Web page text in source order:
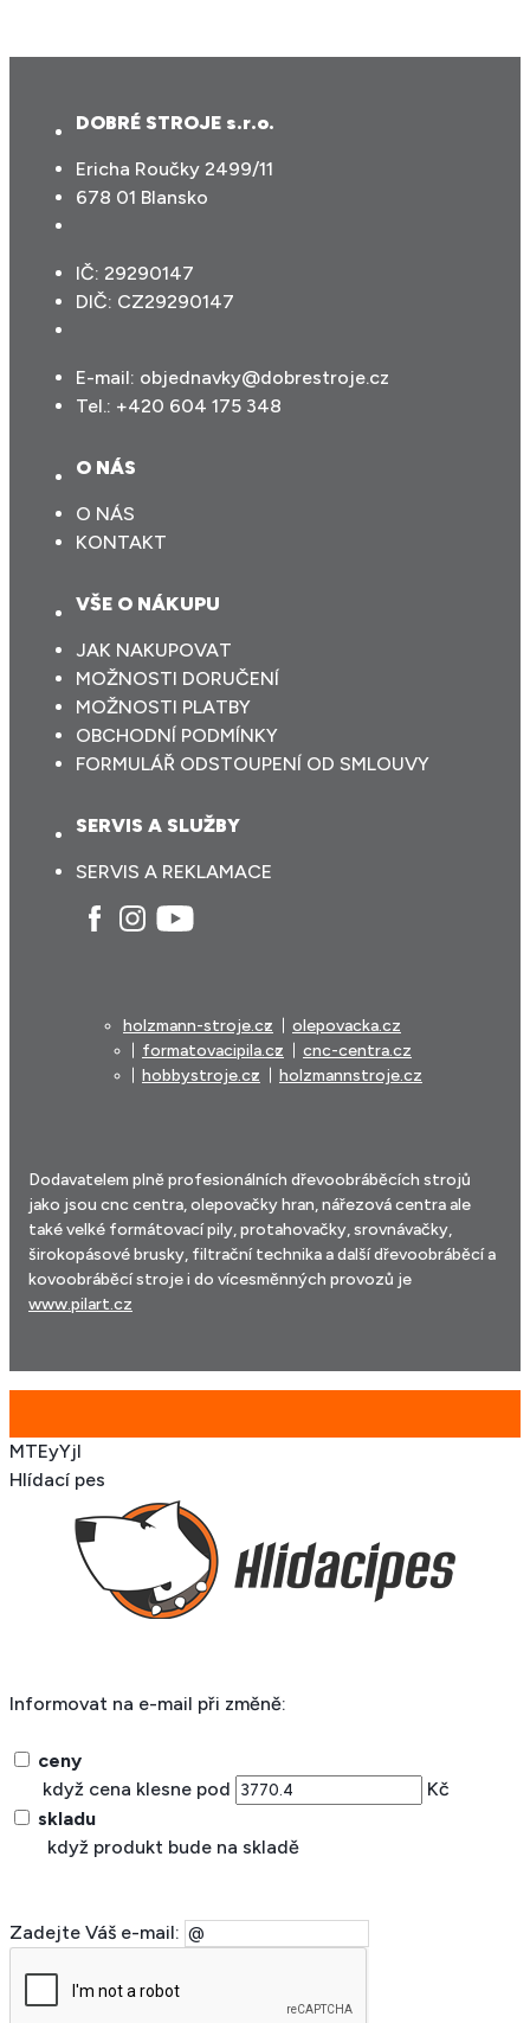
DOBRÉ STROJE s.r.o.
Ericha Roučky 2499/11
678 01 Blansko
IČ: 29290147
DIČ: CZ29290147
E-mail: objednavky@dobrestroje.cz
Tel.: +420 604 175 348
O NÁS
O NÁS
KONTAKT
VŠE O NÁKUPU
JAK NAKUPOVAT
MOŽNOSTI DORUČENÍ
MOŽNOSTI PLATBY
OBCHODNÍ PODMÍNKY
FORMULÁŘ ODSTOUPENÍ OD SMLOUVY
SERVIS A SLUŽBY
SERVIS A REKLAMACE
holzmann-stroje.cz
olepovacka.cz
formatovacipila.cz
cnc-centra.cz
hobbystroje.cz
holzmannstroje.cz
Dodavatelem plně profesionálních dřevoobráběcích strojů
jako jsou cnc centra, olepovačky hran, nářezová centra ale
také velké formátovací pily, protahovačky, srovnávačky,
širokopásové brusky, filtrační technika a další dřevoobráběcí a
kovoobráběcí stroje i do vícesměnných provozů je
www.pilart.cz
MTEyYjl
Hlídací pes
Informovat na e-mail při změně:
ceny
když cena klesne pod
Kč
skladu
když produkt bude na skladě
Zadejte Váš e-mail: